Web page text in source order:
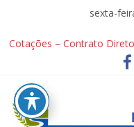
sexta-
Cotações – Contrato
PONTOS TURÍSTICOS DE
Processo Seletivo
Municipal
1ª Festa dos Pais
Processo Seletivo